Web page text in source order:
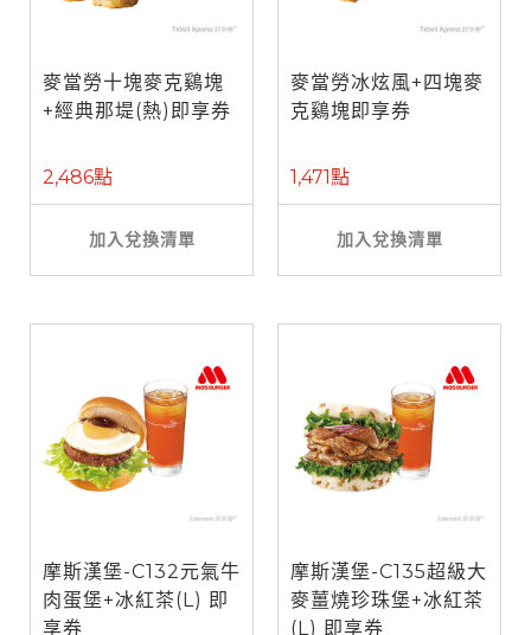
麥當勞十塊麥克鷄塊
+經典那堤(熱)即享券
2,486點
加入兌換清單
麥當勞冰炫風+四塊麥
克鷄塊即享券
1,471點
加入兌換清單
摩斯漢堡-C132元氣牛
肉蛋堡+冰紅茶(L) 即
享券
摩斯漢堡-C135超級大
麥薑燒珍珠堡+冰紅茶
(L) 即享券